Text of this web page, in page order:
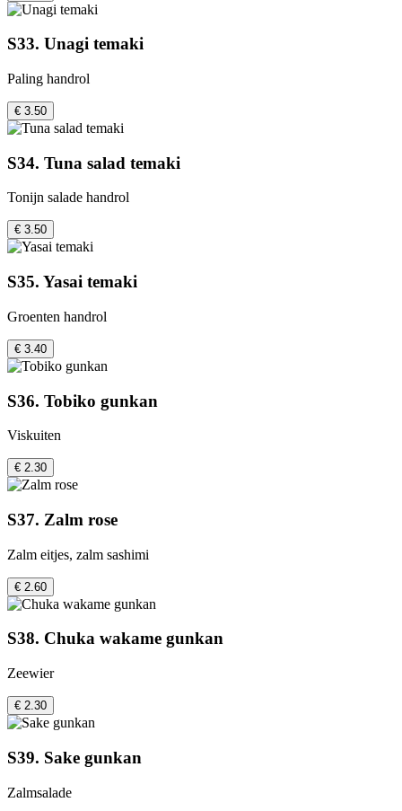
S33. Unagi temaki
Paling handrol
€ 3.50
S34. Tuna salad temaki
Tonijn salade handrol
€ 3.50
S35. Yasai temaki
Groenten handrol
€ 3.40
S36. Tobiko gunkan
Viskuiten
€ 2.30
S37. Zalm rose
Zalm eitjes, zalm sashimi
€ 2.60
S38. Chuka wakame gunkan
Zeewier
€ 2.30
S39. Sake gunkan
Zalmsalade